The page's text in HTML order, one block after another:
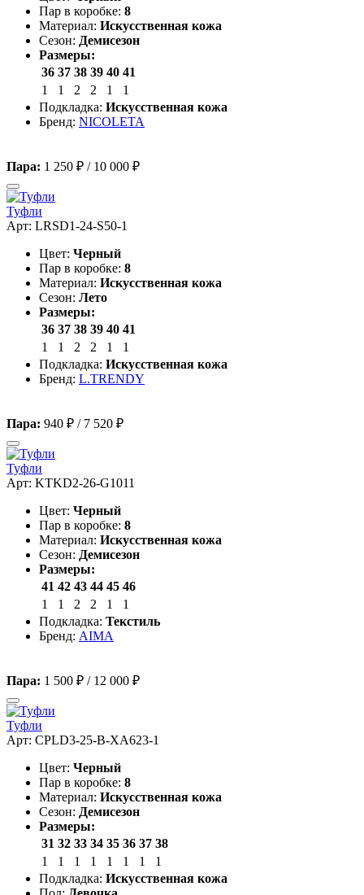
Пар в коробке: 8
Материал: Искусственная кожа
Сезон: Демисезон
Размеры:
36 37 38 39 40 41
1
1 2 2 1
1
Подкладка: Искусственная кожа
Бренд: NICOLETA
Пара: 1 250 ₽ / 10 000 ₽
Туфли
Арт: LRSD1-24-S50-1
Цвет: Черный
Пар в коробке: 8
Материал: Искусственная кожа
Сезон: Лето
Размеры:
36 37 38 39 40 41
1
1 2 2 1
1
Подкладка: Искусственная кожа
Бренд: L.TRENDY
Пара: 940 ₽ / 7 520 ₽
Туфли
Арт: KTKD2-26-G1011
Цвет: Черный
Пар в коробке: 8
Материал: Искусственная кожа
Сезон: Демисезон
Размеры:
41 42 43 44 45 46
1
1 2 2 1
1
Подкладка: Текстиль
Бренд: AIMA
Пара: 1 500 ₽ / 12 000 ₽
Туфли
Арт: CPLD3-25-B-XA623-1
Цвет: Черный
Пар в коробке: 8
Материал: Искусственная кожа
Сезон: Демисезон
Размеры:
31 32 33 34 35 36 37 38
1
1 1 1 1 1 1
1
Подкладка: Искусственная кожа